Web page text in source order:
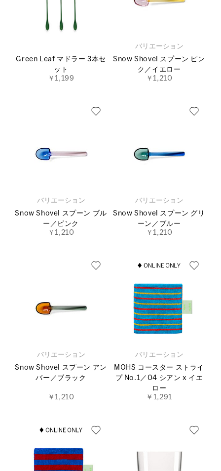
Green Leaf マドラー 3本セ
ット
￥1,199
バリエーション
Snow Shovel スプーン ピン
ク／イエロー
￥1,210
バリエーション
Snow Shovel スプーン ブル
ー／ピンク
￥1,210
バリエーション
Snow Shovel スプーン グリ
ーン／ブルー
￥1,210
バリエーション
Snow Shovel スプーン アン
バー／ブラック
￥1,210
バリエーション
MOHS コースター ストライ
プ No.1／04 シアン x イエ
ロー
￥1,291